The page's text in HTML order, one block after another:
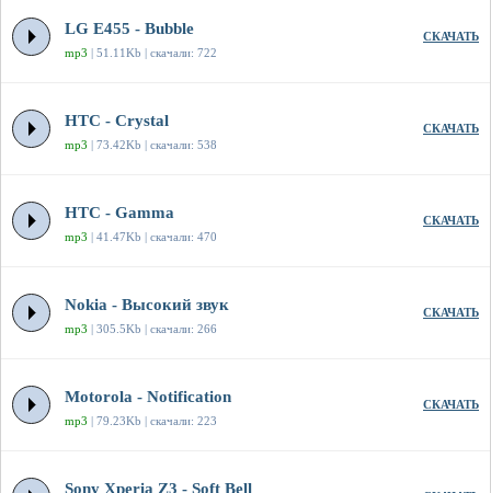
LG E455 - Bubble
mp3 | 51.11Kb | скачали: 722
СКАЧАТЬ
HTC - Crystal
mp3 | 73.42Kb | скачали: 538
СКАЧАТЬ
HTC - Gamma
mp3 | 41.47Kb | скачали: 470
СКАЧАТЬ
Nokia - Высокий звук
mp3 | 305.5Kb | скачали: 266
СКАЧАТЬ
Motorola - Notification
mp3 | 79.23Kb | скачали: 223
СКАЧАТЬ
Sony Xperia Z3 - Soft Bell